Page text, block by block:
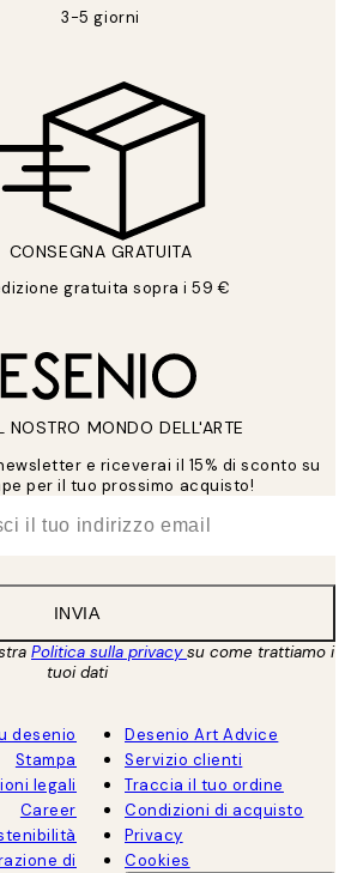
3-5 giorni
CONSEGNA GRATUITA
gratuita sopra i 59 €
NOSTRO MONDO DELL'ARTE
e riceverai il 15% di sconto su
per il tuo prossimo acquisto!
INVIA
Politica sulla privacysu come trattiamo i
tuoi dati
desenio
Stampa
legali
Career
di
Desenio Art Advice
Servizio clienti
Traccia il tuo ordine
Condizioni di acquisto
Privacy
Cookies